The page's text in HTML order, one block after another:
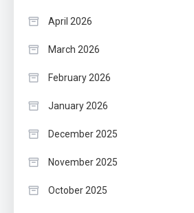
April 2026
March 2026
February 2026
January 2026
December 2025
November 2025
October 2025